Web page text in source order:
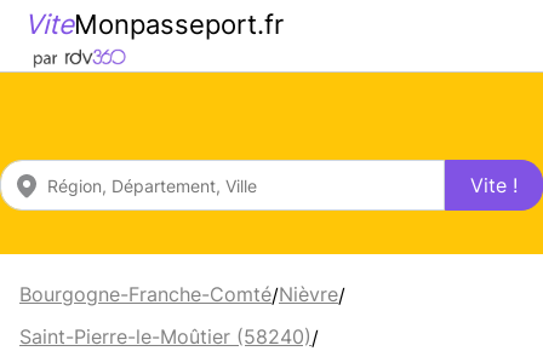
ViteMonpasseport.fr
Vite !
Bourgogne-Franche-Comté/Nièvre/
Saint-Pierre-le-Moûtier (58240)/